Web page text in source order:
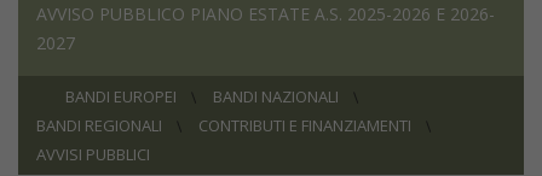
AVVISO PUBBLICO PIANO ESTATE A.S. 2025-2026 E 2026-
2027
BANDI EUROPEI
BANDI NAZIONALI
BANDI REGIONALI
CONTRIBUTI E FINANZIAMENTI
AVVISI PUBBLICI